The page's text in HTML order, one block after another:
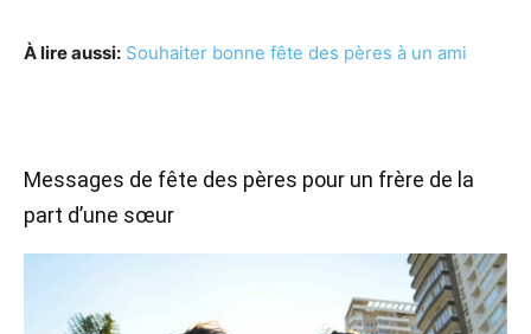
À lire aussi: Souhaiter bonne fête des pères à un ami
Messages de fête des pères pour un frère de la
part d’une sœur